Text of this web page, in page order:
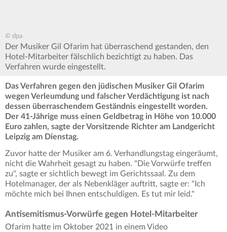
© dpa
Der Musiker Gil Ofarim hat überraschend gestanden, den
Hotel-Mitarbeiter fälschlich bezichtigt zu haben. Das
Verfahren wurde eingestellt.
Das Verfahren gegen den jüdischen Musiker Gil Ofarim
wegen Verleumdung und falscher Verdächtigung ist nach
dessen überraschendem Geständnis eingestellt worden.
Der 41-Jährige muss einen Geldbetrag in Höhe von 10.000
Euro zahlen, sagte der Vorsitzende Richter am Landgericht
Leipzig am Dienstag.
Zuvor hatte der Musiker am 6. Verhandlungstag eingeräumt,
nicht die Wahrheit gesagt zu haben. "Die Vorwürfe treffen
zu", sagte er sichtlich bewegt im Gerichtssaal. Zu dem
Hotelmanager, der als Nebenkläger auftritt, sagte er: "Ich
möchte mich bei Ihnen entschuldigen. Es tut mir leid."
Antisemitismus-Vorwürfe gegen Hotel-Mitarbeiter
Ofarim hatte im Oktober 2021 in einem Video